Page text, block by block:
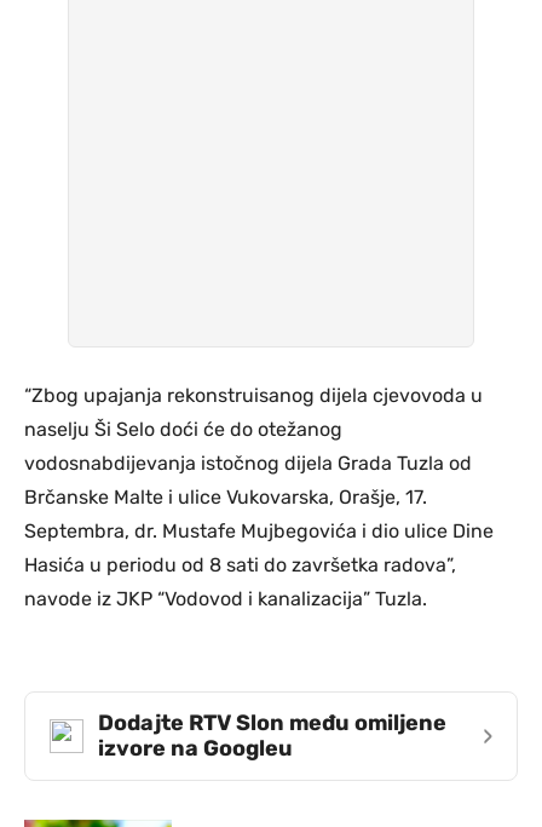
“Zbog upajanja rekonstruisanog dijela cjevovoda u
naselju Ši Selo doći će do otežanog
vodosnabdijevanja istočnog dijela Grada Tuzla od
Brčanske Malte i ulice Vukovarska, Orašje, 17.
Septembra, dr. Mustafe Mujbegovića i dio ulice Dine
Hasića u periodu od 8 sati do završetka radova”,
navode iz JKP “Vodovod i kanalizacija” Tuzla.
Dodajte RTV Slon među omiljene
izvore na Googleu
›